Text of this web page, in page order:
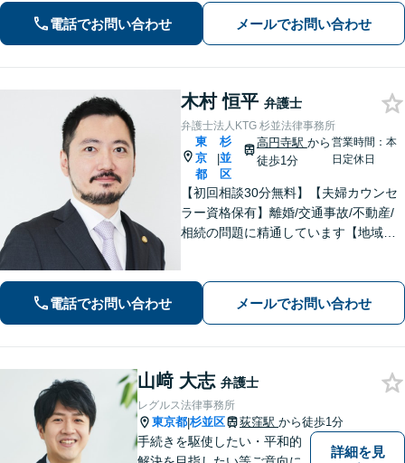
ましたら、お気軽にご相談ください。
電話でお問い合わせ メールでお問い合わせ
木村 恒平 弁護士
弁護士法人KTG 杉並法律事務所
東
京
都
|
杉
並
区
高円寺駅 から
徒歩1分
営業時間：本
日定休日
【初回相談30分無料】【夫婦カウンセ
ラー資格保有】離婚/交通事故/不動産/
相続の問題に精通しています【地域に
指し、日々邁進しております【夜間・
土日相談可】
電話でお問い合わせ メールでお問い合わせ
山﨑 大志 弁護士
レグルス法律事務所
東京都|杉並区 荻窪駅 から徒歩1分
手続きを駆使したい・平和的
詳細を見